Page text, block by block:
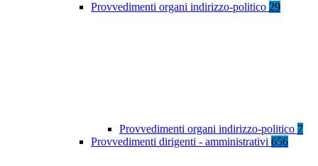
Provvedimenti organi indirizzo-politico 29
Provvedimenti organi indirizzo-politico 7
Provvedimenti dirigenti - amministrativi 656